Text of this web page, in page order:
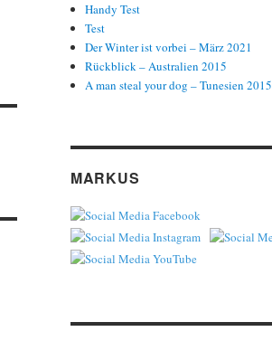
Handy Test
Test
Der Winter ist vorbei – März 2021
Rückblick – Australien 2015
A man steal your dog – Tunesien 2015
MARKUS